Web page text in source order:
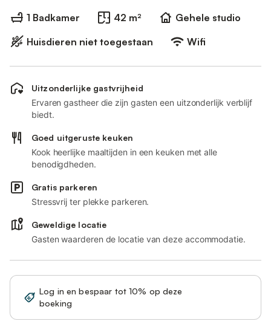
1 Badkamer
42 m²
Gehele studio
Huisdieren niet toegestaan
Wifi
Uitzonderlijke gastvrijheid
Ervaren gastheer die zijn gasten een uitzonderlijk verblijf
biedt.
Goed uitgeruste keuken
Kook heerlijke maaltijden in een keuken met alle
benodigdheden.
Gratis parkeren
Stressvrij ter plekke parkeren.
Geweldige locatie
Gasten waarderen de locatie van deze accommodatie.
Log in en bespaar tot 10% op deze
boeking